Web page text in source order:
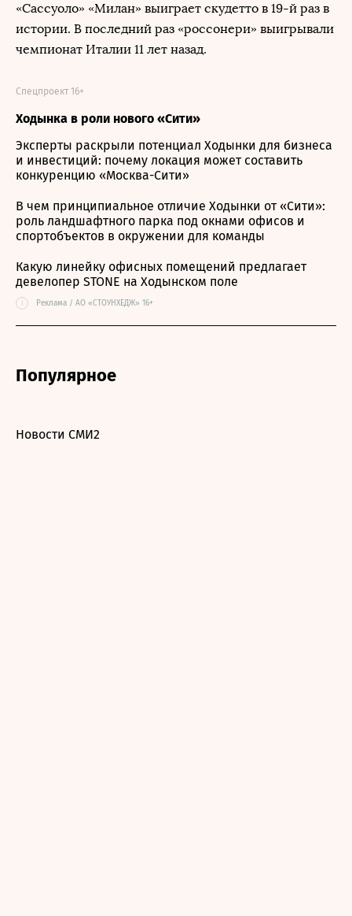
«Сассуоло» «Милан» выиграет скудетто в 19-й раз в
истории. В последний раз «россонери» выигрывали
чемпионат Италии 11 лет назад.
Ходынка в роли нового «Сити»
Спецпроект 16+
Эксперты раскрыли потенциал Ходынки для бизнеса
и инвестиций: почему локация может составить
конкуренцию «Москва-Сити»
В чем принципиальное отличие Ходынки от «Сити»:
роль ландшафтного парка под окнами офисов и
спортобъектов в окружении для команды
Какую линейку офисных помещений предлагает
девелопер STONE на Ходынском поле
i Реклама / АО «СТОУНХЕДЖ» 16+
Популярное
Новости СМИ2